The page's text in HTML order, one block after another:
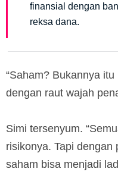
finansial dengan
reksa dana.
“Saham? Bukannya
dengan raut wajah
Simi tersenyum.
risikonya. Tapi dengan
saham bisa menjadi